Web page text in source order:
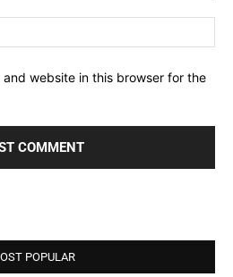
and website in this browser for the
POPULAR